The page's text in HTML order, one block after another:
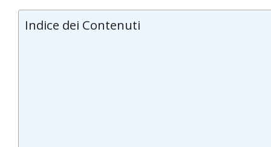
Indice dei Contenuti